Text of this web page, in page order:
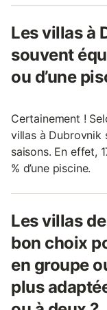
Les villas à
souvent
ou d’une
Certainement !
villas à Dubrovnik
saisons. En effet,
% d’une piscine.
Les villas
bon choix
en groupe
plus